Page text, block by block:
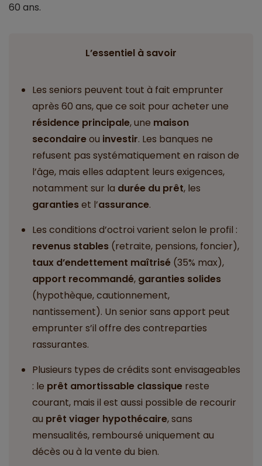
60 ans.
L’essentiel à savoir
Les seniors peuvent tout à fait emprunter
après 60 ans, que ce soit pour acheter une
résidence principale, une maison
secondaireou investir. Les banques ne
refusent pas systématiquement en raison de
l’âge, mais elles adaptent leurs exigences,
notamment sur la durée du prêt, les
garantieset l’assurance.
Les conditions d’octroi varient selon le profil :
revenus stables (retraite, pensions, foncier),
taux d’endettement maîtrisé (35% max),
apport recommandé, garanties solides
(hypothèque, cautionnement,
nantissement). Un senior sans apport peut
emprunter s’il offre des contreparties
rassurantes.
Plusieurs types de crédits sont envisageables
: le prêt amortissable classique reste
courant, mais il est aussi possible de recourir
au prêt viager hypothécaire, sans
mensualités, remboursé uniquement au
décès ou à la vente du bien.